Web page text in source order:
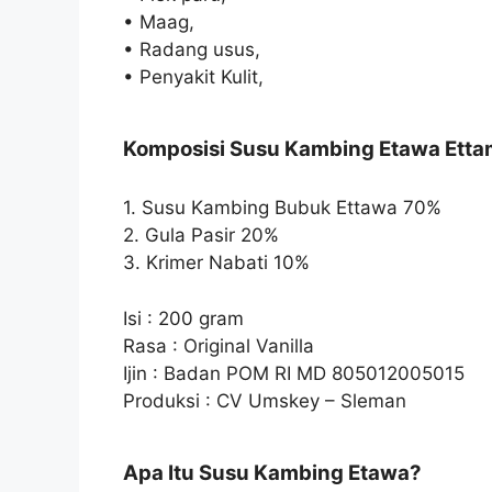
• Maag,
• Radang usus,
• Penyakit Kulit,
Komposisi Susu Kambing Etawa
1. Susu Kambing Bubuk Ettawa 70%
2. Gula Pasir 20%
3. Krimer Nabati 10%
Isi : 200 gram
Rasa : Original Vanilla
Ijin : Badan POM RI MD 805012005015
Produksi : CV Umskey – Sleman
Apa Itu Susu Kambing Etawa?